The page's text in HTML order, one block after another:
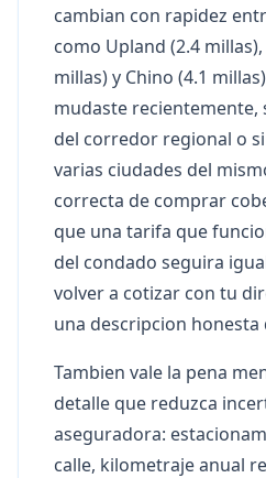
cambian con rapidez
como Upland (2.4
millas) y Chino (4.1
mudaste recientemente,
del corredor regional o
varias ciudades del
correcta de comprar
que una tarifa que
del condado seguira
volver a cotizar con tu
una descripcion honesta
Tambien vale la pena
detalle que reduzca
aseguradora:
calle, kilometraje anual